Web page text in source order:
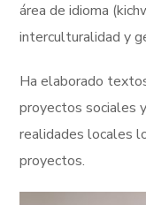
área de idioma
interculturalidad y
Ha elaborado
proyectos sociales
realidades locales
proyectos.